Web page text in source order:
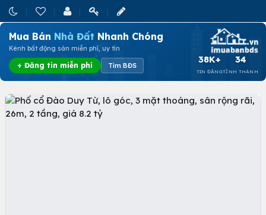
Mua Bán Nhà Đất Nhanh Chóng
Kênh bất động sản miễn phí, uy tín
+ Đăng tin miễn phí Tìm BĐS
38K+
TIN ĐĂNG
34
TỈNH THÀNH